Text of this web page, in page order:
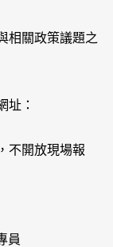
相關政策議題之
址：
不開放現場報
員